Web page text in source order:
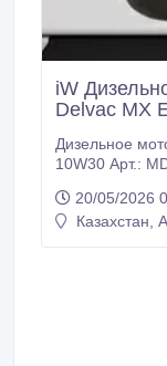
iW
Delvac MX
Дизельное
10W30 Арт.:
является
наивысшими
20/05/2026
Казахстан,